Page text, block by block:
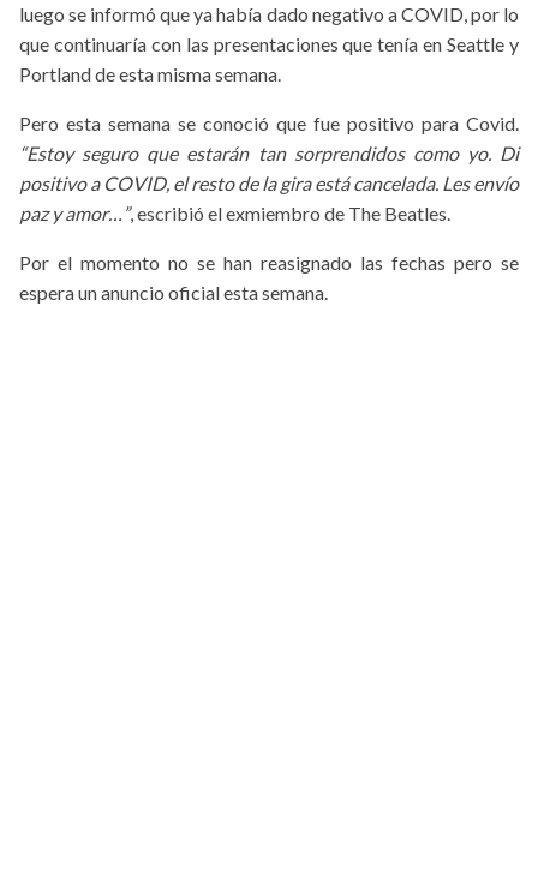
luego se informó que ya había dado negativo a COVID, por lo
que continuaría con las presentaciones que tenía en Seattle y
Portland de esta misma semana.
Pero esta semana se conoció que fue positivo para Covid.
“Estoy seguro que estarán tan sorprendidos como yo. Di
positivo a COVID, el resto de la gira está cancelada. Les envío
paz y amor…”, escribió el exmiembro de The Beatles.
Por el momento no se han reasignado las fechas pero se
espera un anuncio oficial esta semana.